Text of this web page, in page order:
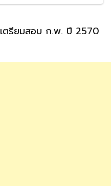
ตรียมสอบ ก.พ. ปี 2570